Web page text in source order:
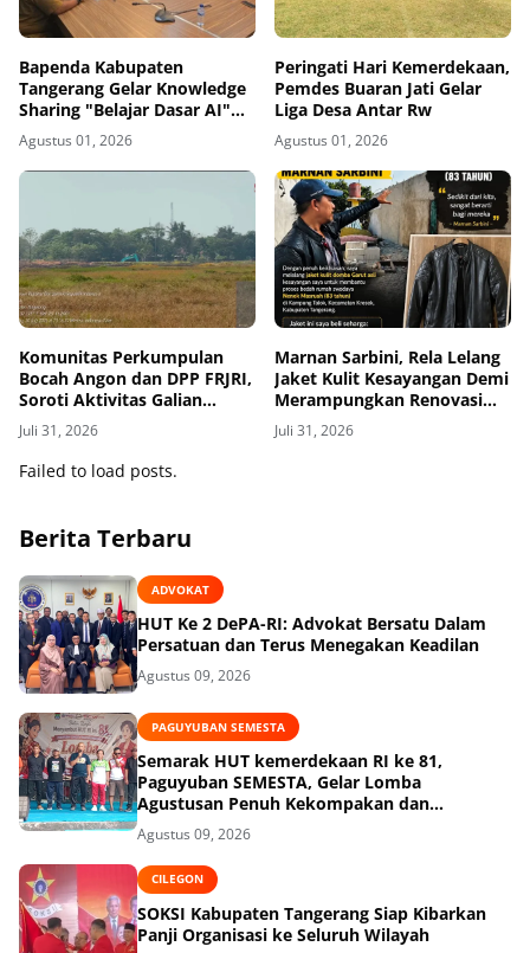
Bapenda Kabupaten
Tangerang Gelar Knowledge
Sharing "Belajar Dasar AI"
dalam KATALIS P2DD X
DIGDAYA
Agustus 01, 2026
Peringati Hari Kemerdekaan,
Pemdes Buaran Jati Gelar
Liga Desa Antar Rw
Agustus 01, 2026
Komunitas Perkumpulan
Bocah Angon dan DPP FRJRI,
Soroti Aktivitas Galian
Tanah di Desa Bakung Yang
Kenal Hukum
Juli 31, 2026
Marnan Sarbini, Rela Lelang
Jaket Kulit Kesayangan Demi
Merampungkan Renovasi
Rumah Nenek Masru'ah di
Desa Talok Kresek,
Juli 31, 2026
Failed to load posts.
Berita Terbaru
ADVOKAT
HUT Ke 2 DePA-RI: Advokat Bersatu Dalam
Persatuan dan Terus Menegakan Keadilan
Agustus 09, 2026
PAGUYUBAN SEMESTA
Semarak HUT kemerdekaan RI ke 81,
Paguyuban SEMESTA, Gelar Lomba
Agustusan Penuh Kekompakan dan
Keceriaan
Agustus 09, 2026
CILEGON
SOKSI Kabupaten Tangerang Siap Kibarkan
Panji Organisasi ke Seluruh Wilayah